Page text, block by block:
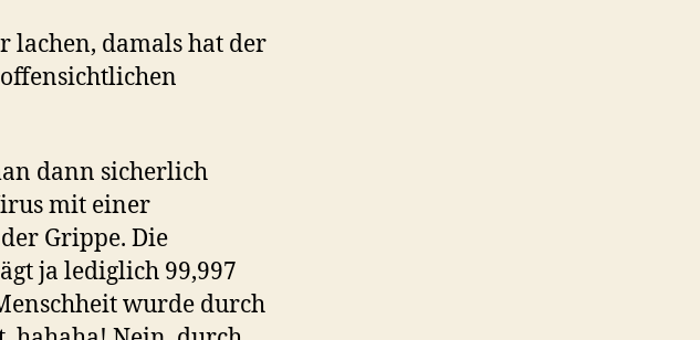
lachen, damals hat der
dann sicherlich
mit einer
Grippe. Die
ja lediglich 99,997
wurde durch